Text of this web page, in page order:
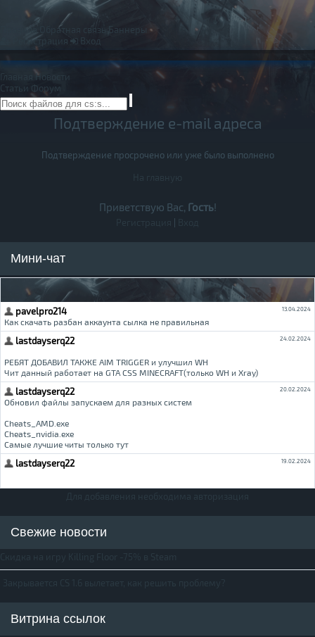
Обратная связь
Баннеры
Регистрация
Вход
Главная
Новости
Статьи Форум
Подтверждение e-mail адреса
Подтверждение просрочено или уже было выполнено
Приветствую Вас, Гость!
Мини-чат
Свежие новости
Витрина ссылок